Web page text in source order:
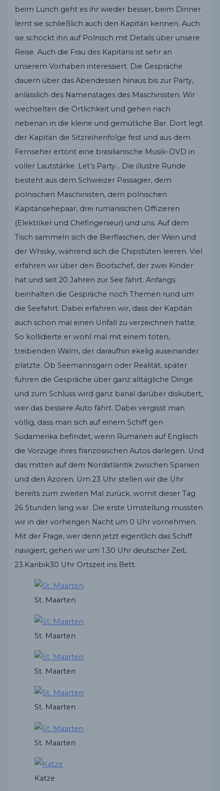
beim Lunch geht es ihr wieder besser, beim Dinner
lernt sie schließlich auch den Kapitän kennen. Auch
sie schockt ihn auf Polnisch mit Details über unsere
Reise. Auch die Frau des Kapitäns ist sehr an
unserem Vorhaben interessiert. Die Gespräche
dauern über das Abendessen hinaus bis zur Party,
anlässlich des Namenstages des Maschinisten. Wir
wechselten die Örtlichkeit und gehen nach
nebenan in die kleine und gemütliche Bar. Dort legt
der Kapitän die Sitzreihenfolge fest und aus dem
Fernseher ertönt eine brasilianische Musik-DVD in
voller Lautstärke. Let’s Party… Die illustre Runde
besteht aus dem Schweizer Passagier, dem
polnischen Maschinisten, dem polnischen
Kapitänsehepaar, drei rumänischen Offizieren
(Elektriker und Chefingenieur) und uns. Auf dem
Tisch sammeln sich die Bierflaschen, der Wein und
der Whisky, während sich die Chipstüten leeren. Viel
erfahren wir über den Bootschef, der zwei Kinder
hat und seit 20 Jahren zur See fährt. Anfangs
beinhalten die Gespräche noch Themen rund um
die Seefahrt. Dabei erfahren wir, dass der Kapitän
auch schon mal einen Unfall zu verzeichnen hatte.
So kollidierte er wohl mal mit einem toten,
treibenden Walm, der daraufhin ekelig auseinander
platzte. Ob Seemannsgarn oder Realität, später
führen die Gespräche über ganz alltägliche Dinge
und zum Schluss wird ganz banal darüber diskutiert,
wer das bessere Auto fährt. Dabei vergisst man
völlig, dass man sich auf einem Schiff gen
Südamerika befindet, wenn Rumänen auf Englisch
die Vorzüge ihres französischen Autos darlegen. Und
das mitten auf dem Nordatlantik zwischen Spanien
und den Azoren. Um 23 Uhr stellen wir die Uhr
bereits zum zweiten Mal zurück, womit dieser Tag
26 Stunden lang war. Die erste Umstellung mussten
wir in der vorherigen Nacht um 0 Uhr vornehmen.
Mit der Frage, wer denn jetzt eigentlich das Schiff
navigiert, gehen wir um 1.30 Uhr deutscher Zeit,
23.Karibik30 Uhr Ortszeit ins Bett.
St. Maarten
St. Maarten
St. Maarten
St. Maarten
St. Maarten
Katze